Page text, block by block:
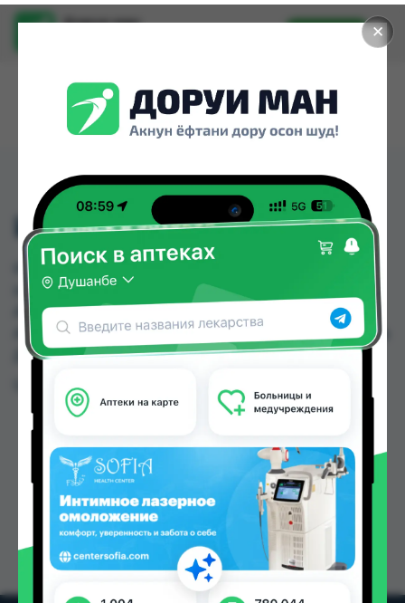
✕
Доруи ман
Установить
ИМОДИУМ КАПС №20
ИМОДИУМ КАПС №20 можно купить или
заказать в аптеках, Абубакри Карим, Авиценна,
АЗИЗ ВАКО , Алишер-К, Амирӣ, Аптека + 24/7,
Аптека Алфавит по цене от 1.10 TJS до 60.70 TJS в
Душанбе и других городах Таджикистана
Цена: от1.10 TJS